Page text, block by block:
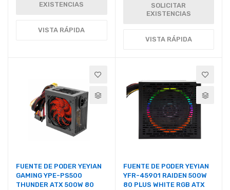
EXISTENCIAS
VISTA RÁPIDA
SOLICITAR
EXISTENCIAS
VISTA RÁPIDA
FUENTE DE PODER YEYIAN
GAMING YPE-PS500
THUNDER ATX 500W 80
FUENTE DE PODER YEYIAN
YFR-45901 RAIDEN 500W
80 PLUS WHITE RGB ATX